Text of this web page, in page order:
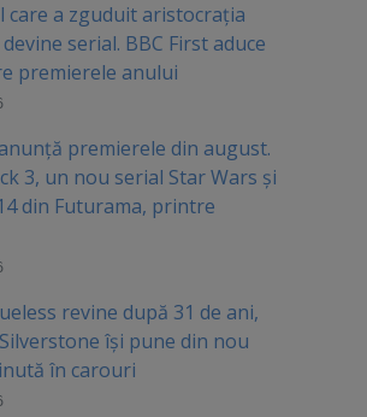
care a zguduit aristocrația
serial. BBC First aduce
premierele anului
premierele din august.
3, un nou serial Star Wars și
din Futurama, printre
revine după 31 de ani,
își pune din nou
în carouri